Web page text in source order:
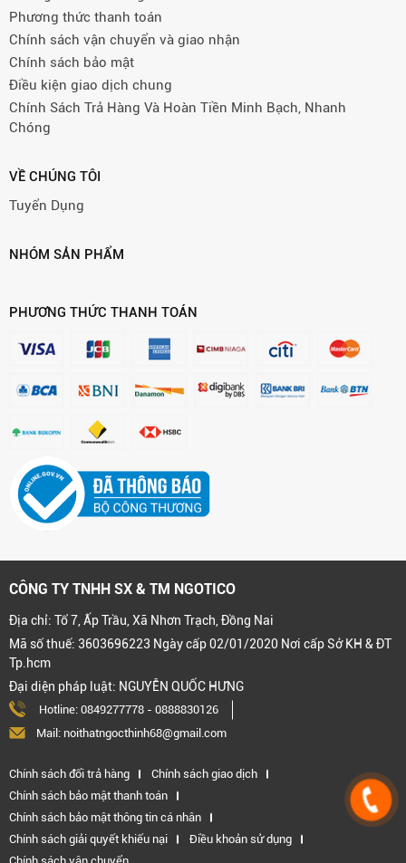
Phương thức thanh toán
Chính sách vận chuyển và giao nhận
Chính sách bảo mật
Điều kiện giao dịch chung
Chính Sách Trả Hàng Và Hoàn Tiền Minh Bạch, Nhanh
Chóng
VỀ CHÚNG TÔI
Tuyển Dụng
NHÓM SẢN PHẨM
PHƯƠNG THỨC THANH TOÁN
CÔNG TY TNHH SX & TM NGOTICO
Địa chỉ: Tổ 7, Ấp Trầu, Xã Nhơn Trạch, Đồng Nai
Mã số thuế: 3603696223 Ngày cấp 02/01/2020 Nơi cấp Sở KH & ĐT
Tp.hcm
Đại diện pháp luật: NGUYỄN QUỐC HƯNG
Hotline: 0849277778 - 0888830126
Mail: noithatngocthinh68@gmail.com
Chính sách đổi trả hàng
Chính sách giao dịch
Chính sách bảo mật thanh toán
Chính sách bảo mật thông tin cá nhân
Chính sách giải quyết khiếu nại
Điều khoản sử dụng